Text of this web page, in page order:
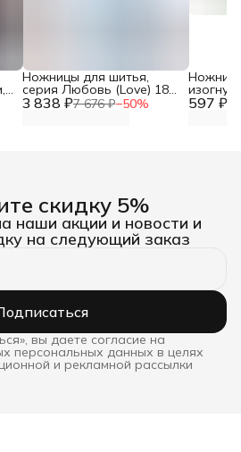
3 838 ₽7 676 ₽−50%
Ножницы для шитья,
серия Любовь (Love) 18
см, Prym, 610540 597 ₽
скидку 5%
наши акции и новости и
на следующий заказ
вы даете согласие на
персональных данных в целях
и рекламной рассылки